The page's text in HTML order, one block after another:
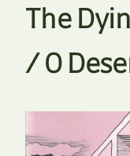
The
/ O